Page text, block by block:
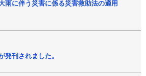
雨に伴う災害に係る災害救助法の適用
発刊されました。